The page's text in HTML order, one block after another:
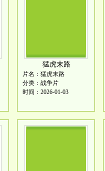
猛虎末路
片名：猛虎末路
分类：战争片
时间：2026-01-03